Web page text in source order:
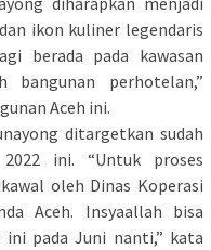
ikon kuliner legendaris
berada pada kawasan
bangunan perhotelan,”
Aceh ini.
ditargetkan sudah
ini. “Untuk proses
oleh Dinas Koperasi
Aceh. Insyaallah bisa
pada Juni nanti,” kata